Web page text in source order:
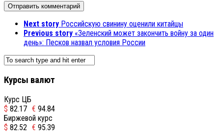
Next story Российскую свинину оценили китайцы
Previous story «Зеленский может закончить войну за один
день»: Песков назвал условия России
Курсы валют
Курс ЦБ
$ 82.17 € 94.84
Биржевой курс
$ 82.52 € 95.39